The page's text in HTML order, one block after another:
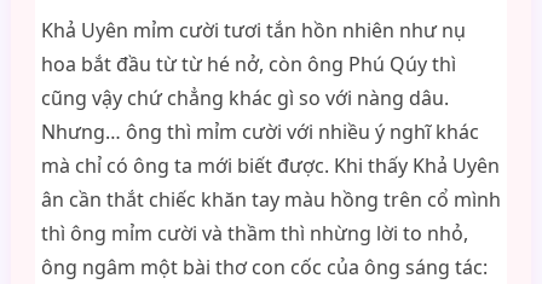
Khả Uyên mỉm cười tươi tắn hồn nhiên như nụ
hoa bắt đầu từ từ hé nở, còn ông Phú Qúy thì
cũng vậy chứ chẳng khác gì so với nàng dâu.
Nhưng… ông thì mỉm cười với nhiều ý nghĩ khác
mà chỉ có ông ta mới biết được. Khi thấy Khả Uyên
ân cần thắt chiếc khăn tay màu hồng trên cổ mình
thì ông mỉm cười và thầm thì nhừng lời to nhỏ,
ông ngâm một bài thơ con cốc của ông sáng tác: